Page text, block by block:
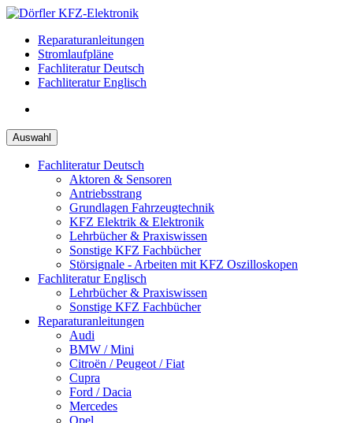
Zum
springenReparaturanleitungen
Stromlaufpläne
Fachliteratur Deutsch
Fachliteratur Englisch
Auswahl
Fachliteratur Deutsch
Aktoren & Sensoren
Antriebsstrang
Grundlagen Fahrzeugtechnik
KFZ Elektrik & Elektronik
Lehrbücher & Praxiswissen
Sonstige KFZ Fachbücher
Störsignale - Arbeiten mit KFZ Oszilloskopen
Fachliteratur Englisch
Lehrbücher & Praxiswissen
Sonstige KFZ Fachbücher
Reparaturanleitungen
Audi
BMW / Mini
Citroën / Peugeot / Fiat
Cupra
Ford / Dacia
Mercedes
Opel